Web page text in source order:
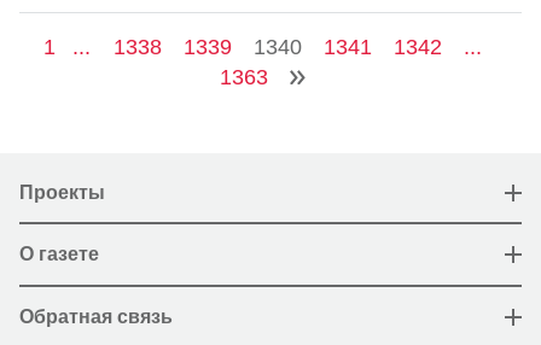
1 ... 1338 1339 1340 1341 1342
...
1363
Проекты
О газете
Обратная связь